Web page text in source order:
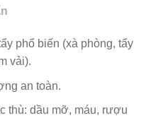
phổ biến (xà phòng, tẩy
vải).
an toàn.
thù: dầu mỡ, máu, rượu